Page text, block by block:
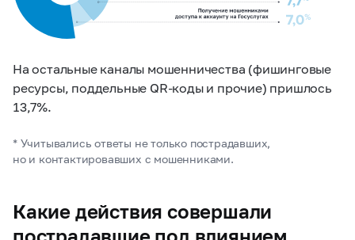
На остальные каналы мошенничества (фишинговые
ресурсы, поддельные QR-коды и прочие) пришлось
13,7%.
* Учитывались ответы не только пострадавших,
но и контактировавших с мошенниками.
Какие действия совершали